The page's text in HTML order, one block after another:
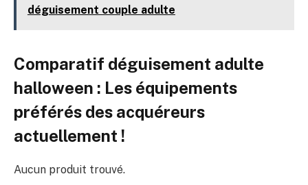
déguisement couple adulte
Comparatif déguisement adulte
halloween : Les équipements
préférés des acquéreurs
actuellement !
Aucun produit trouvé.